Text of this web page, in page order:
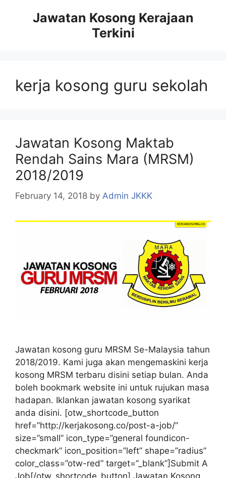
Jawatan Kosong Kerajaan
Terkini
kerja kosong guru sekolah
Jawatan Kosong Maktab
Rendah Sains Mara (MRSM)
2018/2019
February 14, 2018 by Admin JKKK
Jawatan kosong guru MRSM Se-Malaysia tahun
2018/2019. Kami juga akan mengemaskini kerja
kosong MRSM terbaru disini setiap bulan. Anda
boleh bookmark website ini untuk rujukan masa
hadapan. Iklankan jawatan kosong syarikat
anda disini. [otw_shortcode_button
href=”http://kerjakosong.co/post-a-job/”
size=”small” icon_type=”general foundicon-
checkmark” icon_position=”left” shape=”radius”
color_class=”otw-red” target=”_blank”]Submit A